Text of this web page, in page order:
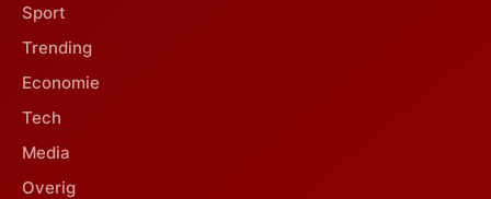
Sport
Trending
Economie
Tech
Media
Overig